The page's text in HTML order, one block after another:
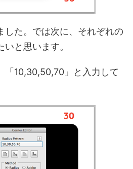
した。では次に、それぞれの
と思います。
「10,30,50,70」と入力して